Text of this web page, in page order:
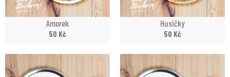
Amorek
50 Kč
Husičky
50 Kč